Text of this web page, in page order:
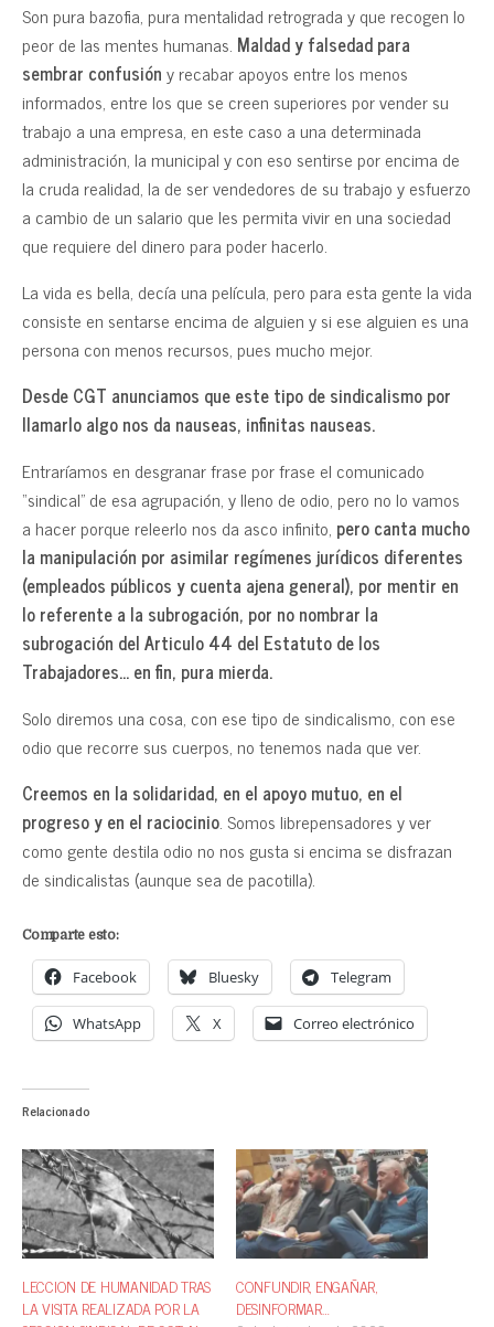
Son pura bazofia, pura mentalidad retrograda y que recogen lo
peor de las mentes humanas. Maldad y falsedad para
sembrar confusióny recabar apoyos entre los menos
informados, entre los que se creen superiores por vender su
trabajo a una empresa, en este caso a una determinada
administración, la municipal y con eso sentirse por encima de
la cruda realidad, la de ser vendedores de su trabajo y esfuerzo
a cambio de un salario que les permita vivir en una sociedad
que requiere del dinero para poder hacerlo.
La vida es bella, decía una película, pero para esta gente la vida
consiste en sentarse encima de alguien y si ese alguien es una
persona con menos recursos, pues mucho mejor.
Desde CGT anunciamos que este tipo de sindicalismo por
llamarlo algo nos da nauseas, infinitas nauseas.
Entraríamos en desgranar frase por frase el comunicado
“sindical” de esa agrupación, y lleno de odio, pero no lo vamos
a hacer porque releerlo nos da asco infinito, pero canta mucho
la manipulación por asimilar regímenes jurídicos diferentes
(empleados públicos y cuenta ajena general), por mentir en
lo referente a la subrogación, por no nombrar la
subrogación del Articulo 44 del Estatuto de los
Trabajadores… en fin, pura mierda.
Solo diremos una cosa, con ese tipo de sindicalismo, con ese
odio que recorre sus cuerpos, no tenemos nada que ver.
Creemos en la solidaridad, en el apoyo mutuo, en el
progreso y en el raciocinio. Somos librepensadores y ver
como gente destila odio no nos gusta si encima se disfrazan
de sindicalistas (aunque sea de pacotilla).
Comparte esto:
Facebook Bluesky Telegram
WhatsApp X Correo electrónico
Relacionado
LECCION DE HUMANIDAD TRAS
LA VISITA REALIZADA POR LA
CONFUNDIR, ENGAÑAR,
DESINFORMAR…